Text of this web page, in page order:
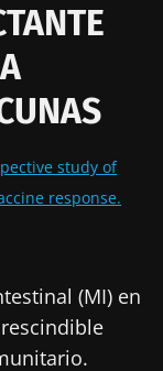
study of
response.
(MI) en